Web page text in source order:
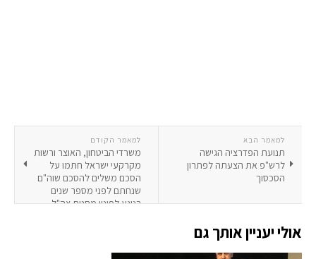
למאמר הקודם
משרדי הביטחון, האוצר ורשות
מקרקעי ישראל חתמו על
הסכם משלים להסכם שוה"ם
שנחתם לפני מספר שנים
בנוגע לפינוי מחנות צה"ל
למאמר הבא
תנועת הפדרציה הגישה
לרש"פ את הצעתה לפתרון
הסכסוך
אולי יעניין אותך גם